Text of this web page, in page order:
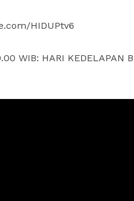
HIDUPtv6
WIB: HARI KEDELAPAN